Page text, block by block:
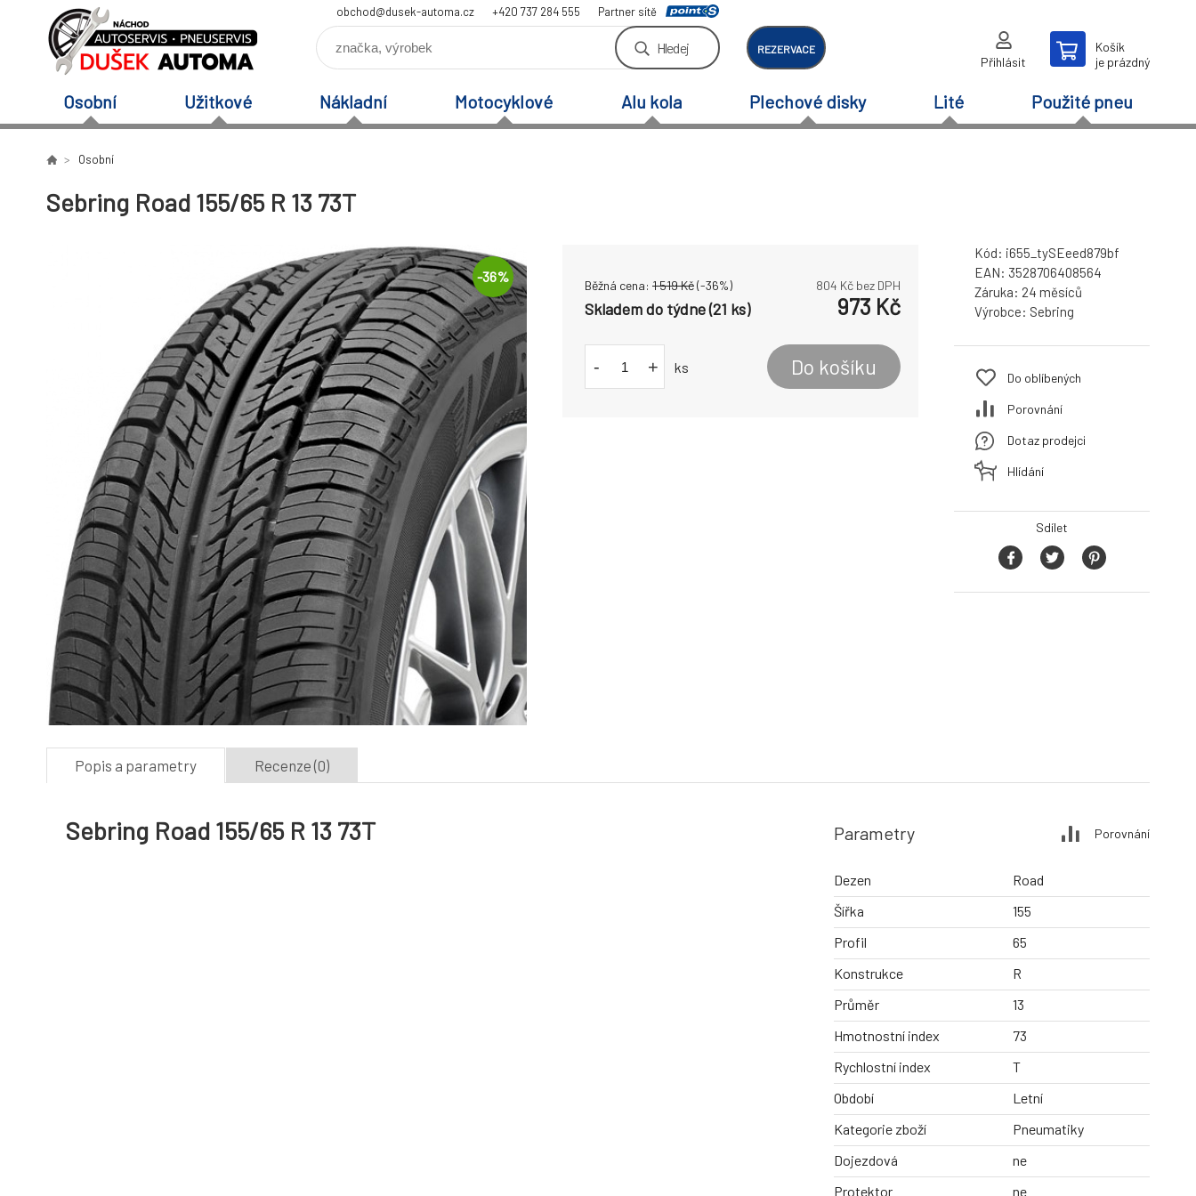
obchod@dusek-automa.cz +420 737 284 555 Partner sítě
Hledej REZERVACE
Přihlásit
Košík
je prázdný
Osobní Užitkové Nákladní Motocyklové Alu kola Plechové disky Lité Použité pneu
Osobní
Sebring Road 155/65 R 13 73T
-36%
Běžná cena: 1 519Kč(-36%) 804 Kč bez DPH
Skladem do týdne (21 ks) 973 Kč
- + ks Do košíku
Kód: i655_tySEeed879bf
EAN: 3528706408564
Záruka: 24 měsíců
Výrobce: Sebring
Do oblíbených
Porovnání
Dotaz prodejci
Hlídání
Sdílet
Popis a parametry Recenze (0)
Sebring Road 155/65 R 13 73T Parametry Porovnání
Dezen
Road
Šířka
155
Profil
65
Konstrukce
R
Průměr
13
Hmotnostní index
73
Rychlostní index
T
Období
Letní
Kategorie zboží
Pneumatiky
Dojezdová
ne
Protektor
ne